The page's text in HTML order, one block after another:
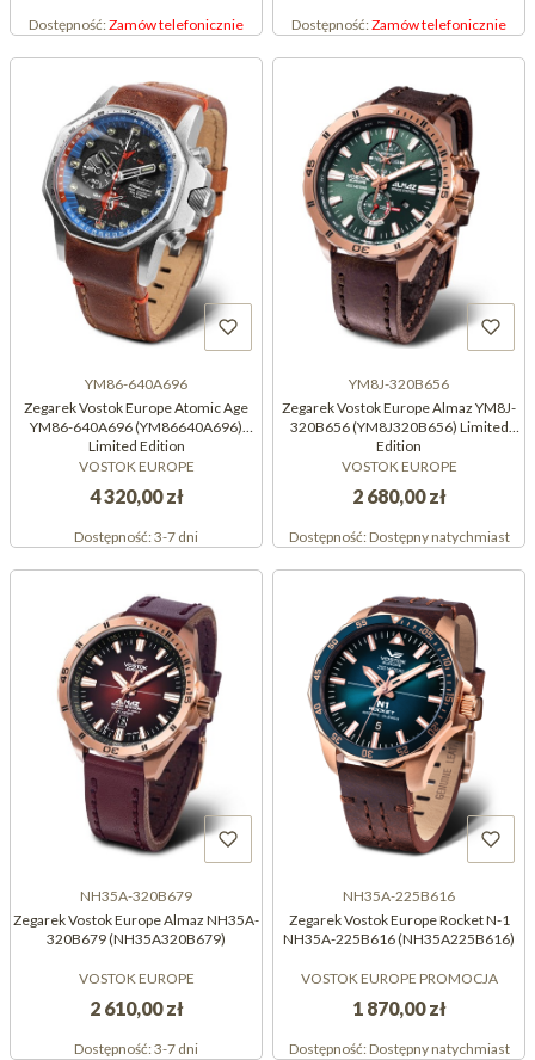
Dostępność:Zamów telefonicznie Dostępność:Zamów telefonicznie
YM86-640A696
Zegarek Vostok Europe Atomic Age
YM86-640A696 (YM86640A696)
Limited Edition
VOSTOK EUROPE
4 320,00 zł
Dostępność:3-7 dni
YM8J-320B656
Zegarek Vostok Europe Almaz YM8J-
320B656 (YM8J320B656) Limited
Edition
VOSTOK EUROPE
2 680,00 zł
Dostępność:Dostępny natychmiast
NH35A-320B679
Zegarek Vostok Europe Almaz NH35A-
320B679 (NH35A320B679)
VOSTOK EUROPE
2 610,00 zł
Dostępność:3-7 dni
NH35A-225B616
Zegarek Vostok Europe Rocket N-1
NH35A-225B616 (NH35A225B616)
VOSTOK EUROPE PROMOCJA
1 870,00 zł
Dostępność:Dostępny natychmiast